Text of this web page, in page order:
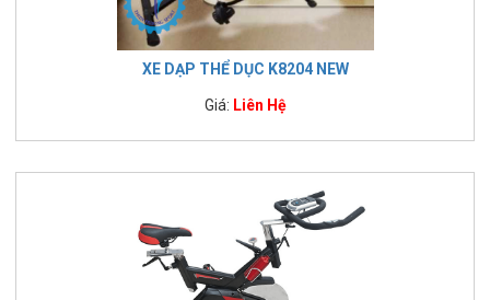
XE DẠP THỂ DỤC K8204 NEW
Giá: Liên Hệ